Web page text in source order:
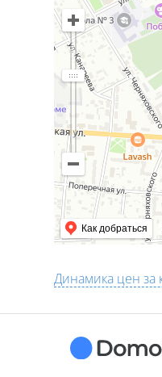
Как добраться
Динамика цен за